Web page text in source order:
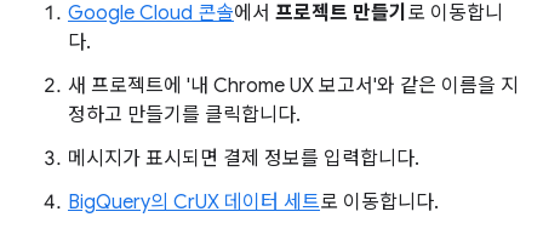
Google Cloud 콘솔에서 프로젝트 만들기 로 이동합니
다.
새 프로젝트에 '내 Chrome UX 보고서'와 같은 이름을 지
정하고 만들기를 클릭합니다.
메시지가 표시되면 결제 정보를 입력합니다.
BigQuery의 CrUX 데이터 세트로 이동합니다.